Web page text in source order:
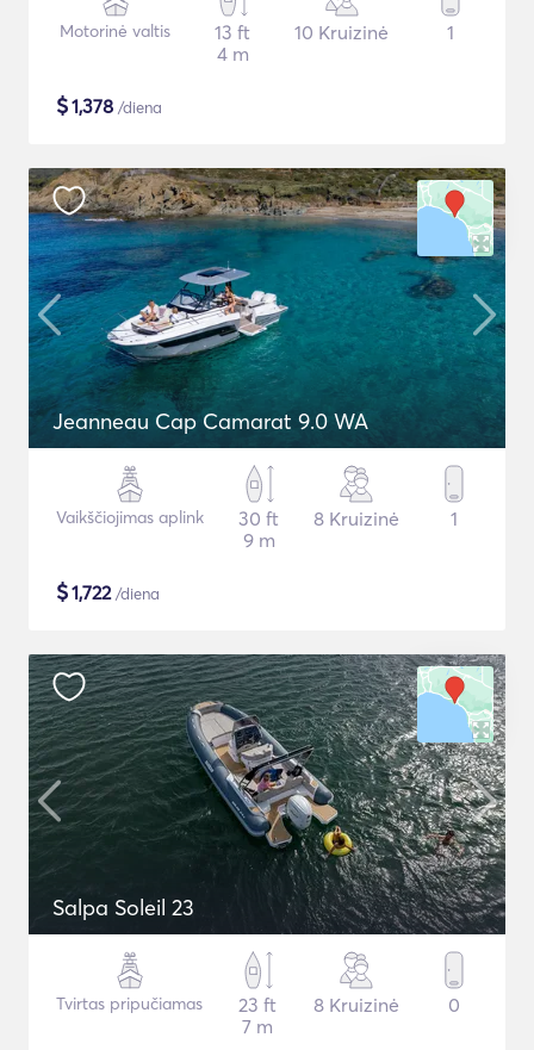
Motorinė valtis
13 ft
4 m
10 Kruizinė 1
$1,378 /diena
Jeanneau Cap Camarat 9.0 WA
Vaikščiojimas aplink
30 ft
9 m
8 Kruizinė 1
$1,722/diena
Salpa Soleil 23
Tvirtas pripučiamas
23 ft
7 m
8 Kruizinė 0